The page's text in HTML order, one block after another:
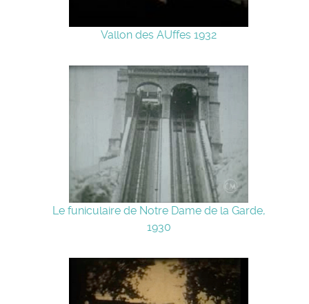
Vallon des AUffes 1932
Le funiculaire de Notre Dame de la Garde,
1930